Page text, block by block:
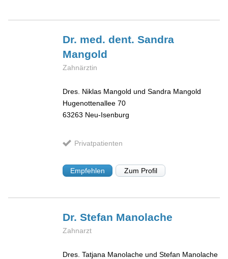
Dr. med. dent. Sandra
Mangold
Zahnärztin
Dres. Niklas Mangold und Sandra Mangold
Hugenottenallee 70
63263 Neu-Isenburg
Privatpatienten
Empfehlen Zum Profil
Dr. Stefan Manolache
Zahnarzt
Dres. Tatjana Manolache und Stefan Manolache